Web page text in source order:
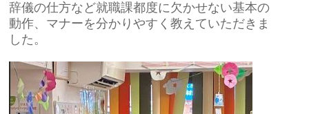
辞儀の仕方など就職課都度に欠かせない基本の
動作、マナーを分かりやすく教えていただきま
した。